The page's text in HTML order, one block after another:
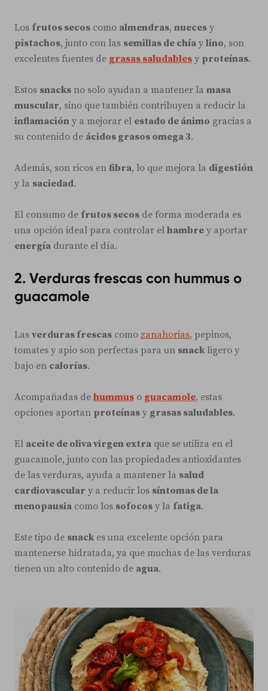
Los frutos secos como almendras, nueces y
pistachos, junto con las semillas de chía y lino, son
excelentes fuentes de grasas saludables y proteínas.
Estos snacks no solo ayudan a mantener la masa
muscular, sino que también contribuyen a reducir la
inflamación y a mejorar el estado de ánimo gracias a
su contenido de ácidos grasos omega 3.
Además, son ricos en fibra, lo que mejora la digestión
y la saciedad.
El consumo de frutos secos de forma moderada es
una opción ideal para controlar el hambre y aportar
energía durante el día.
2. Verduras frescas con hummus o
guacamole
Las verduras frescas como zanahorias, pepinos,
tomates y apio son perfectas para un snackligero y
bajo en calorías.
Acompañadas de hummus o guacamole, estas
opciones aportan proteínas y grasas saludables.
El aceite de oliva virgen extra que se utiliza en el
guacamole, junto con las propiedades antioxidantes
de las verduras, ayuda a mantener la salud
cardiovascular y a reducir los síntomas de la
menopausia como los sofocos y la fatiga.
Este tipo de snackes una excelente opción para
mantenerse hidratada, ya que muchas de las verduras
tienen un alto contenido de agua.